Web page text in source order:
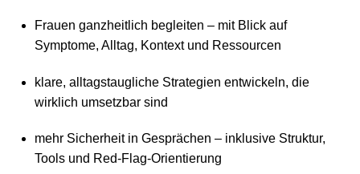
Frauen ganzheitlich begleiten – mit Blick auf
Symptome, Alltag, Kontext und Ressourcen
klare, alltagstaugliche Strategien entwickeln, die
wirklich umsetzbar sind
mehr Sicherheit in Gesprächen – inklusive Struktur,
Tools und Red-Flag-Orientierung